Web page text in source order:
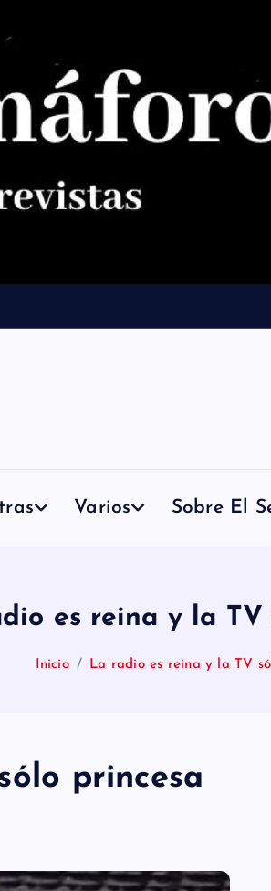
Varios Sobre El
es reina y la TV
Inicio La radio es reina y la TV
princesa